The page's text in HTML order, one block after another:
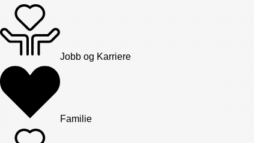
Jobb og Karriere
Familie